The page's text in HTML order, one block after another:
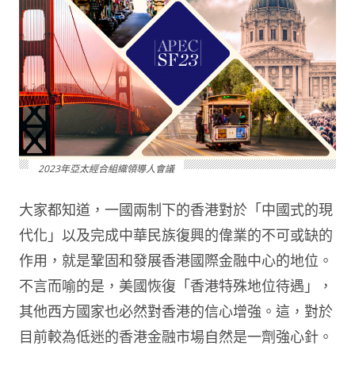
2023年亞太經合組織領導人會議
大家都知道，一國兩制下的香港對於「中國式的現
代化」以及完成中華民族復興的偉業的不可或缺的
作用，就是鞏固和發展香港國際金融中心的地位。
不言而喻的是，美國恢復「香港特殊地位待遇」，
其他西方國家也必然對香港的信心增強。這，對於
目前較為低迷的香港金融市場自然是一劑強心針。